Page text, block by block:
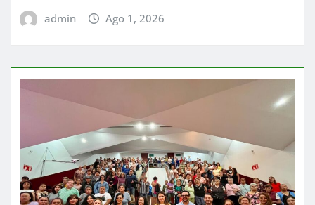
admin Ago 1, 2026